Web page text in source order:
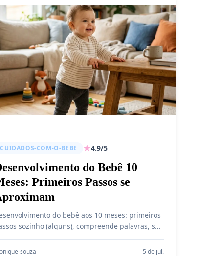
CUIDADOS-COM-O-BEBE 4.9/5
do Bebê 10
Primeiros Passos se
do bebê aos 10 meses: primeiros
sozinho (alguns), compreende palavras, se
marcos e atividades.
souza 5 de jul.